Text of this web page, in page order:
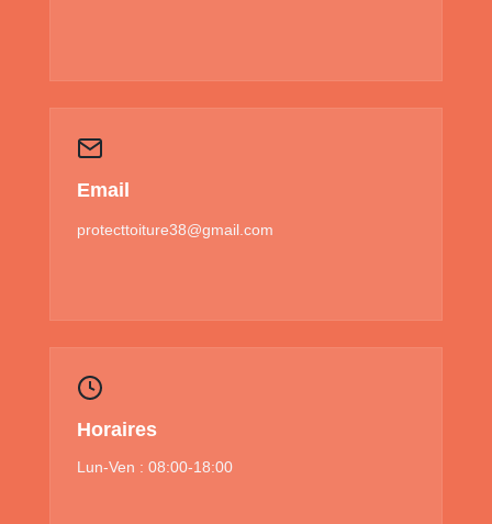
Email
protecttoiture38@gmail.com
Horaires
Lun-Ven : 08:00-18:00